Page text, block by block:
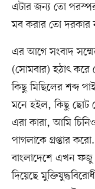
এটার জন্য তো
মব করার তো দরকার
এর আগে সংবাদ
(সোমবার) হঠাৎ করে
কিছু মিছিলের শব্দ
মনে হইল, কিছু ছোট
এরা কারা, আমি
পাগলাকে গ্রপ্তার
বাংলাদেশে এখন ফজু
দিয়েছে